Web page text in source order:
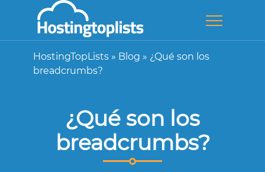
HostingTopLists » Blog » ¿Qué son los
breadcrumbs?
¿Qué son los
breadcrumbs?